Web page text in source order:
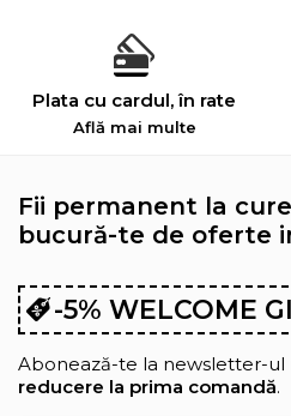
Plata cu cardul, în rate
Află mai multe
Fii permanent la
bucură-te de oferte
-5% WELCOME
Abonează-te la newsletter-ul
reducere la prima comandă.